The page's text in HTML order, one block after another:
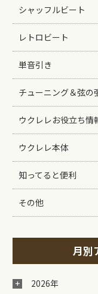
シャッフルビート
レトロビート
単音引き
チューニング＆弦の
ウクレレお役立ち情
ウクレレ本体
知ってると便利
その他
月別
2026年